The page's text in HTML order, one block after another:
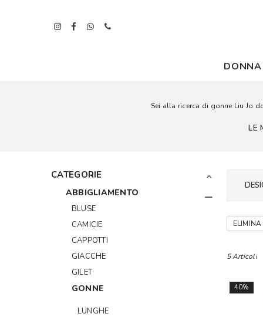
DONNA
Sei alla ricerca di gonne Liu Jo
LE
CATEGORIE
ABBIGLIAMENTO
BLUSE
CAMICIE
CAPPOTTI
GIACCHE
GILET
GONNE
LUNGHE
ELIMINA
5 Articoli
40%